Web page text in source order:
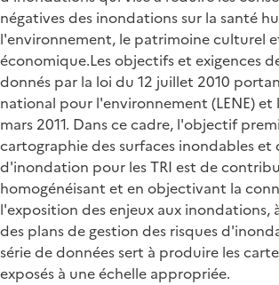
négatives des inondations sur la santé
l'environnement, le patrimoine culturel
économique.Les objectifs et exigences
donnés par la loi du 12 juillet 2010
national pour l'environnement (LENE)
mars 2011. Dans ce cadre, l'objectif
cartographie des surfaces inondables et
d'inondation pour les TRI est de
homogénéisant et en objectivant la
l'exposition des enjeux aux inondations,
des plans de gestion des risques
série de données sert à produire les
exposés à une échelle appropriée.